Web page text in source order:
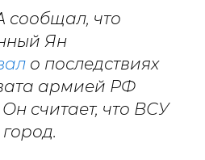
сообщал, что
Ян
о последствиях
армией РФ
считает, что ВСУ
город.